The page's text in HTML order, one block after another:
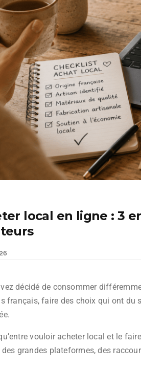
local en ligne : 3
décidé de consommer
français, faire des choix qui ont du
vouloir acheter local et le
des grandes plateformes, des